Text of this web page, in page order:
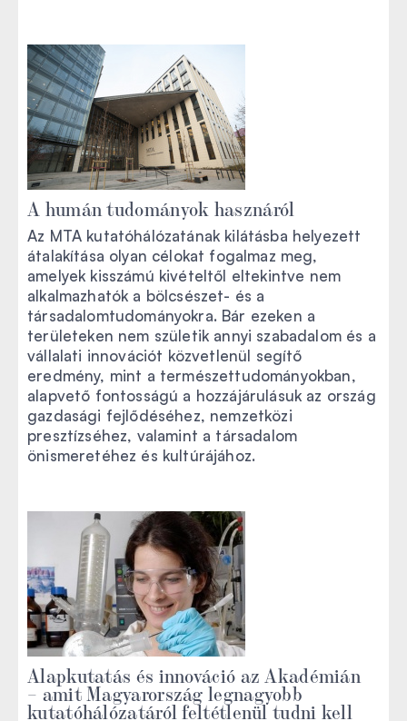
A humán tudományok hasznáról
Az MTA kutatóhálózatának kilátásba helyezett
átalakítása olyan célokat fogalmaz meg,
amelyek kisszámú kivételtől eltekintve nem
alkalmazhatók a bölcsészet- és a
társadalomtudományokra. Bár ezeken a
területeken nem születik annyi szabadalom és a
vállalati innovációt közvetlenül segítő
eredmény, mint a természettudományokban,
alapvető fontosságú a hozzájárulásuk az ország
gazdasági fejlődéséhez, nemzetközi
presztízséhez, valamint a társadalom
önismeretéhez és kultúrájához.
Alapkutatás és innováció az Akadémián
– amit Magyarország legnagyobb
kutatóhálózatáról feltétlenül tudni kell